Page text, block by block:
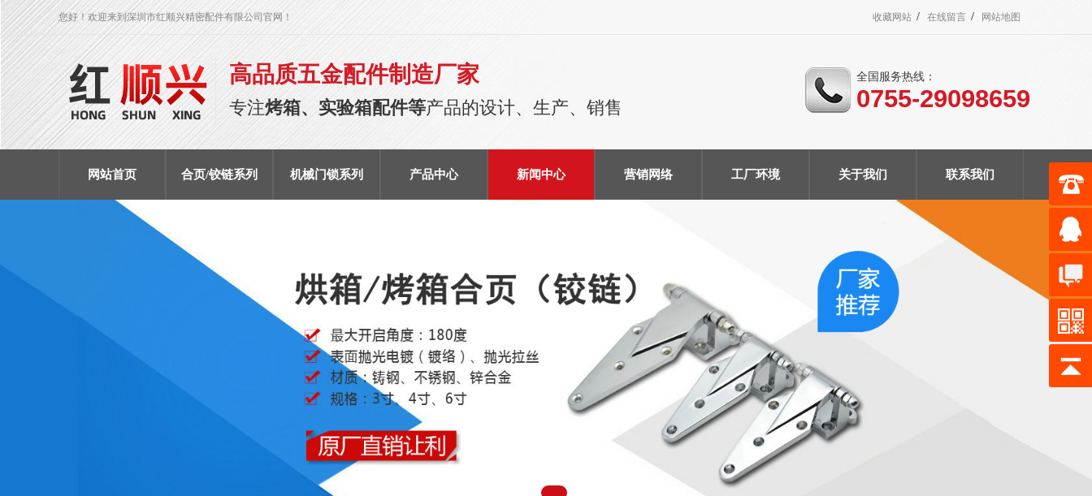
您好！欢迎来到深圳市红顺兴精密配件有限公司官网！ 收藏网站 / 在线留言 / 网站地图
高品质五金配件制造厂家
专注烤箱、实验箱配件等产品的设计、生产、销售
全国服务热线：
0755-29098659
网站首页 合页/铰链系列 机械门锁系列 产品中心 新闻中心 营销网络 工厂环境 关于我们 联系我们